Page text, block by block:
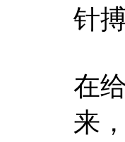
针
在
来